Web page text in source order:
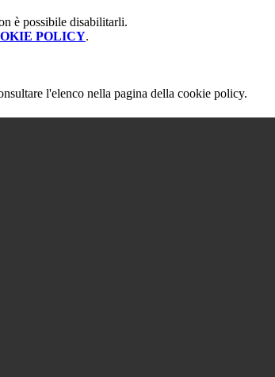
è possibile disabilitarli.
POLICY.
l'elenco nella pagina della cookie policy.